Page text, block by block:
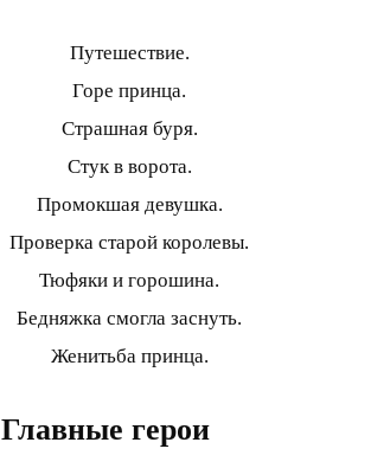
Путешествие.
Горе принца.
Страшная буря.
Стук в ворота.
Промокшая девушка.
Проверка старой королевы.
Тюфяки и горошина.
Бедняжка смогла заснуть.
Женитьба принца.
Главные герои